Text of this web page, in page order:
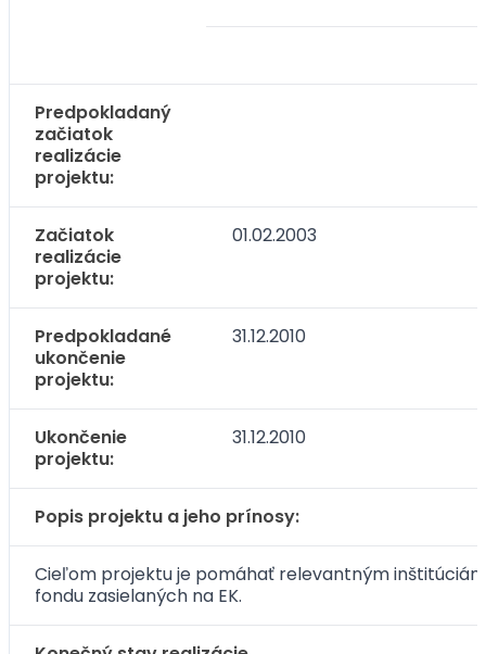
Predpokladaný
začiatok
realizácie
projektu:
Začiatok
realizácie
projektu:
01.02.2003
Predpokladané
ukončenie
projektu:
31.12.2010
Ukončenie
projektu:
31.12.2010
Popis projektu a jeho prínosy:
Cieľom projektu je pomáhať relevantným
fondu zasielaných na EK.